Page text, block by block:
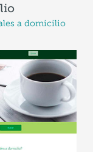
a domicilio